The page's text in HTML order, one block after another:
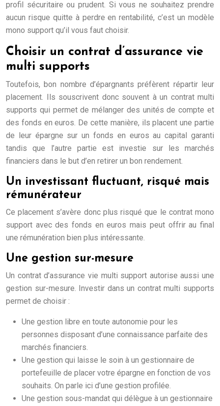
profil sécuritaire ou prudent. Si vous ne souhaitez prendre
aucun risque quitte à perdre en rentabilité, c’est un modèle
mono support qu’il vous faut choisir.
Choisir un contrat d’assurance vie
multi supports
Toutefois, bon nombre d’épargnants préfèrent répartir leur
placement. Ils souscrivent donc souvent à un contrat multi
supports qui permet de mélanger des unités de compte et
des fonds en euros. De cette manière, ils placent une partie
de leur épargne sur un fonds en euros au capital garanti
tandis que l’autre partie est investie sur les marchés
financiers dans le but d’en retirer un bon rendement.
Un investissant fluctuant, risqué mais
rémunérateur
Ce placement s’avère donc plus risqué que le contrat mono
support avec des fonds en euros mais peut offrir au final
une rémunération bien plus intéressante.
Une gestion sur-mesure
Un contrat d’assurance vie multi support autorise aussi une
gestion sur-mesure. Investir dans un contrat multi supports
permet de choisir :
Une gestion libre en toute autonomie pour les
personnes disposant d’une connaissance parfaite des
marchés financiers.
Une gestion qui laisse le soin à un gestionnaire de
portefeuille de placer votre épargne en fonction de vos
souhaits. On parle ici d’une gestion profilée.
Une gestion sous-mandat qui délègue à un gestionnaire